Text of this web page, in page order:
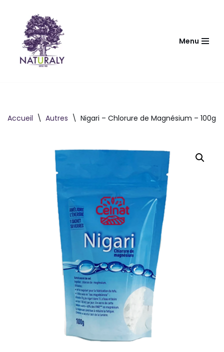
contenu
Menu
Accueil \ Autres \ Nigari – Chlorure de Magnésium – 100g